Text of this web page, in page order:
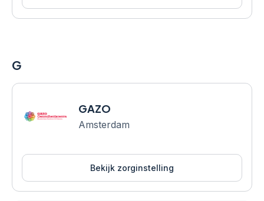
G
GAZO
Amsterdam
Bekijk zorginstelling